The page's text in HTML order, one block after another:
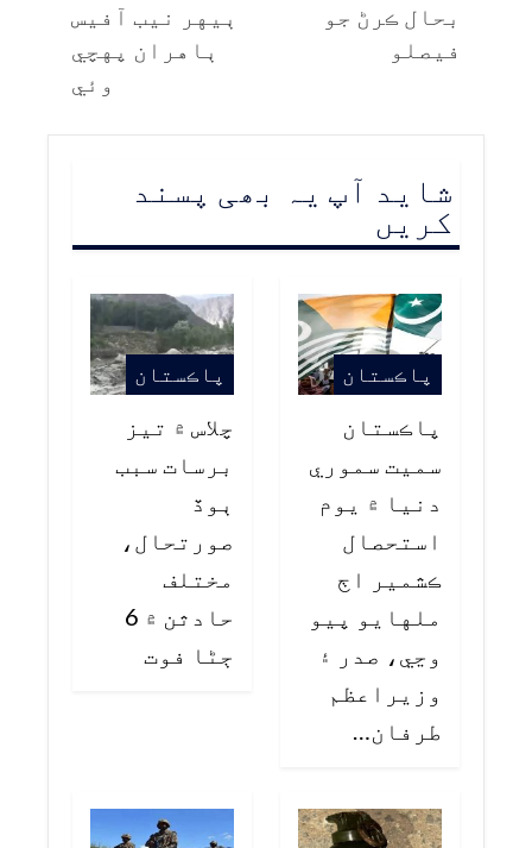
بحال ڪرڻ جو
فيصلو
ٻيهر نيب آفيس
ٻاهران پهچي
وئي
شاید آپ یہ بھی پسند
کریں
پاڪستان
پاڪستان
سميت سموري
دنيا ۾ يوم
استحصال
ڪشمير اڄ
ملهايو پيو
وڃي، صدر ۽
وزيراعظم
طرفان…
پاڪستان
چلاس ۾ تيز
برسات سبب
ٻوڏ
صورتحال،
مختلف
حادثن ۾ 6
ڄڻا فوت